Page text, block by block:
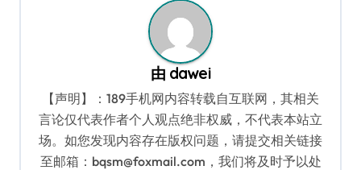
由 dawei
【声明】：189手机网内容转载自互联网，其相关
言论仅代表作者个人观点绝非权威，不代表本站立
场。如您发现内容存在版权问题，请提交相关链接
至邮箱：bqsm@foxmail.com，我们将及时予以处